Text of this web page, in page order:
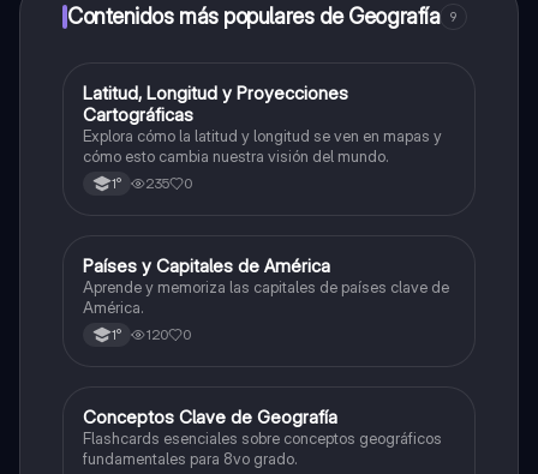
a determinadas funciones.
Contenidos más populares de Geografía 9
LGeografía
Latitud, Longitud y Proyecciones
Cartográficas
Explora cómo la latitud y longitud se ven en mapas y
cómo esto cambia nuestra visión del mundo.
1° 235 0
PGeografía
Países y Capitales de América
Aprende y memoriza las capitales de países clave de
América.
1° 120 0
CGeografía
Conceptos Clave de Geografía
Flashcards esenciales sobre conceptos geográficos
fundamentales para 8vo grado.